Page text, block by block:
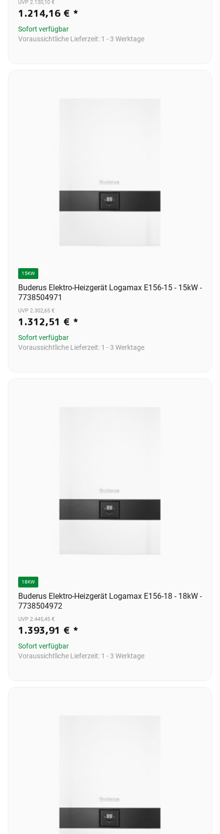
UVP 2.130,10 €
1.214,16 € *
Sofort verfügbar
Voraussichtliche Lieferzeit: 1 - 3 Werktage
15KW
Buderus Elektro-Heizgerät Logamax E156-15 - 15kW -
7738504971
UVP 2.302,65 €
1.312,51 € *
Sofort verfügbar
Voraussichtliche Lieferzeit: 1 - 3 Werktage
18KW
Buderus Elektro-Heizgerät Logamax E156-18 - 18kW -
7738504972
UVP 2.445,45 €
1.393,91 € *
Sofort verfügbar
Voraussichtliche Lieferzeit: 1 - 3 Werktage